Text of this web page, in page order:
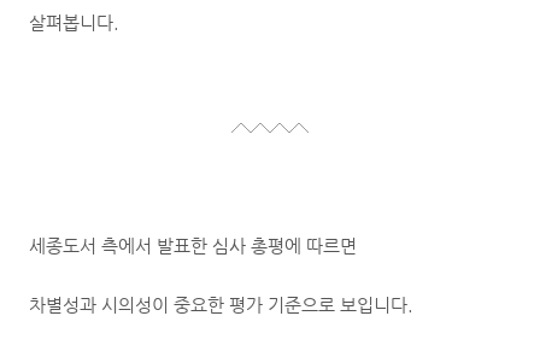
살펴봅니다.
세종도서 측에서 발표한 심사 총평에 따르면
차별성과 시의성이 중요한 평가 기준으로 보입니다.